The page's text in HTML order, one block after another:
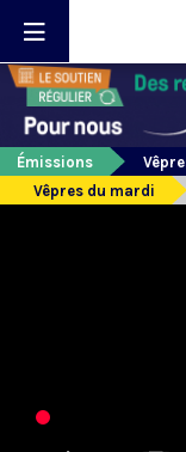
Émissions
Vêpres du mardi